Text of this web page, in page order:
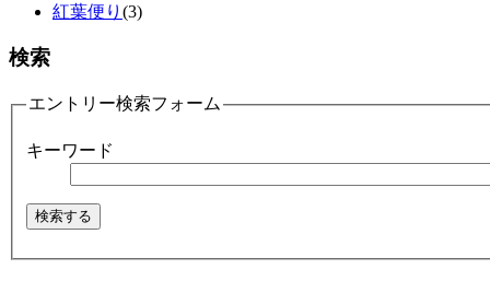
紅葉便り (3)
検索
エントリー検索フォーム
キーワード